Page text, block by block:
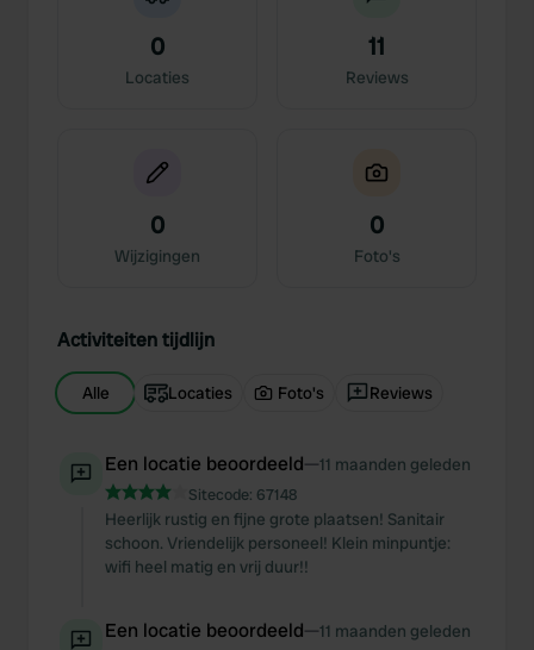
0
Locaties
11
Reviews
0
Wijzigingen
0
Foto's
Activiteiten tijdlijn
Alle Locaties Foto's Reviews
Een locatie beoordeeld—11 maanden geleden
Sitecode: 67148
Heerlijk rustig en fijne grote plaatsen! Sanitair
schoon. Vriendelijk personeel! Klein minpuntje:
wifi heel matig en vrij duur!!
Een locatie beoordeeld—11 maanden geleden